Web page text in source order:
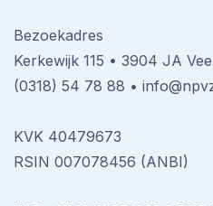
Bezoekadres
Kerkewijk 115 • 3904 JA
(0318) 54 78 88 •
KVK 40479673
RSIN 007078456 (ANBI)